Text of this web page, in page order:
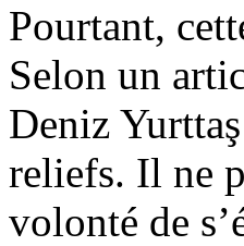
Pourtant,
Selon un
Deniz
reliefs. Il ne
volonté de